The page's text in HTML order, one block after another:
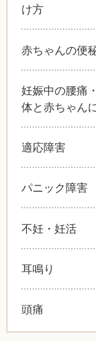
け方
赤ちゃんの便
妊娠中の腰痛
体と赤ちゃん
適応障害
パニック障害
不妊・妊活
耳鳴り
頭痛